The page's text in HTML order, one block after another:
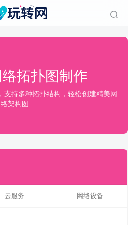
拓扑图制作
支持多种拓扑结构，轻松创建精美网
络架构图
云服务 网络设备